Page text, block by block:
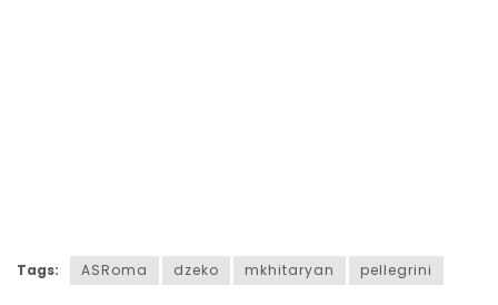
Tags: ASRoma dzeko mkhitaryan pellegrini